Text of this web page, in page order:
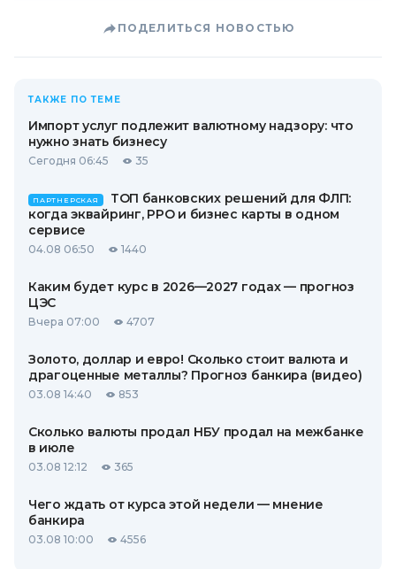
ПОДЕЛИТЬСЯ НОВОСТЬЮ
ТАКЖЕ ПО ТЕМЕ
Импорт услуг подлежит валютному надзору: что
нужно знать бизнесу
Сегодня 06:45 35
ПАРТНЕРСКАЯ
ТОП банковских решений для ФЛП:
когда эквайринг, РРО и бизнес карты в одном
сервисе
04.08 06:50 1440
Каким будет курс в 2026—2027 годах — прогноз
ЦЭС
Вчера 07:00 4707
Золото, доллар и евро! Сколько стоит валюта и
драгоценные металлы? Прогноз банкира (видео)
03.08 14:40 853
Сколько валюты продал НБУ продал на межбанке
в июле
03.08 12:12 365
Чего ждать от курса этой недели — мнение
банкира
03.08 10:00 4556